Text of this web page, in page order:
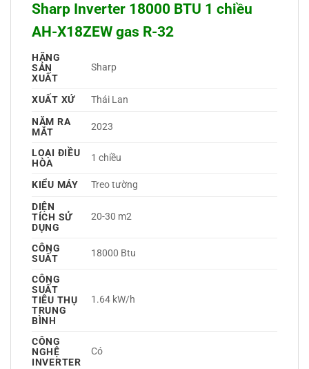
Sharp Inverter 18000 BTU 1 chiều
AH-X18ZEW gas R-32
HÃNG
SẢN
XUẤT
Sharp
XUẤT XỨ
Thái Lan
NĂM RA
MẮT
2023
LOẠI ĐIỀU
HÒA
1 chiều
KIỂU MÁY
Treo tường
DIỆN
TÍCH SỬ
DỤNG
20-30 m2
CÔNG
SUẤT
18000 Btu
CÔNG
SUẤT
TIÊU THỤ
TRUNG
BÌNH
1.64 kW/h
CÔNG
NGHỆ
INVERTER
Có